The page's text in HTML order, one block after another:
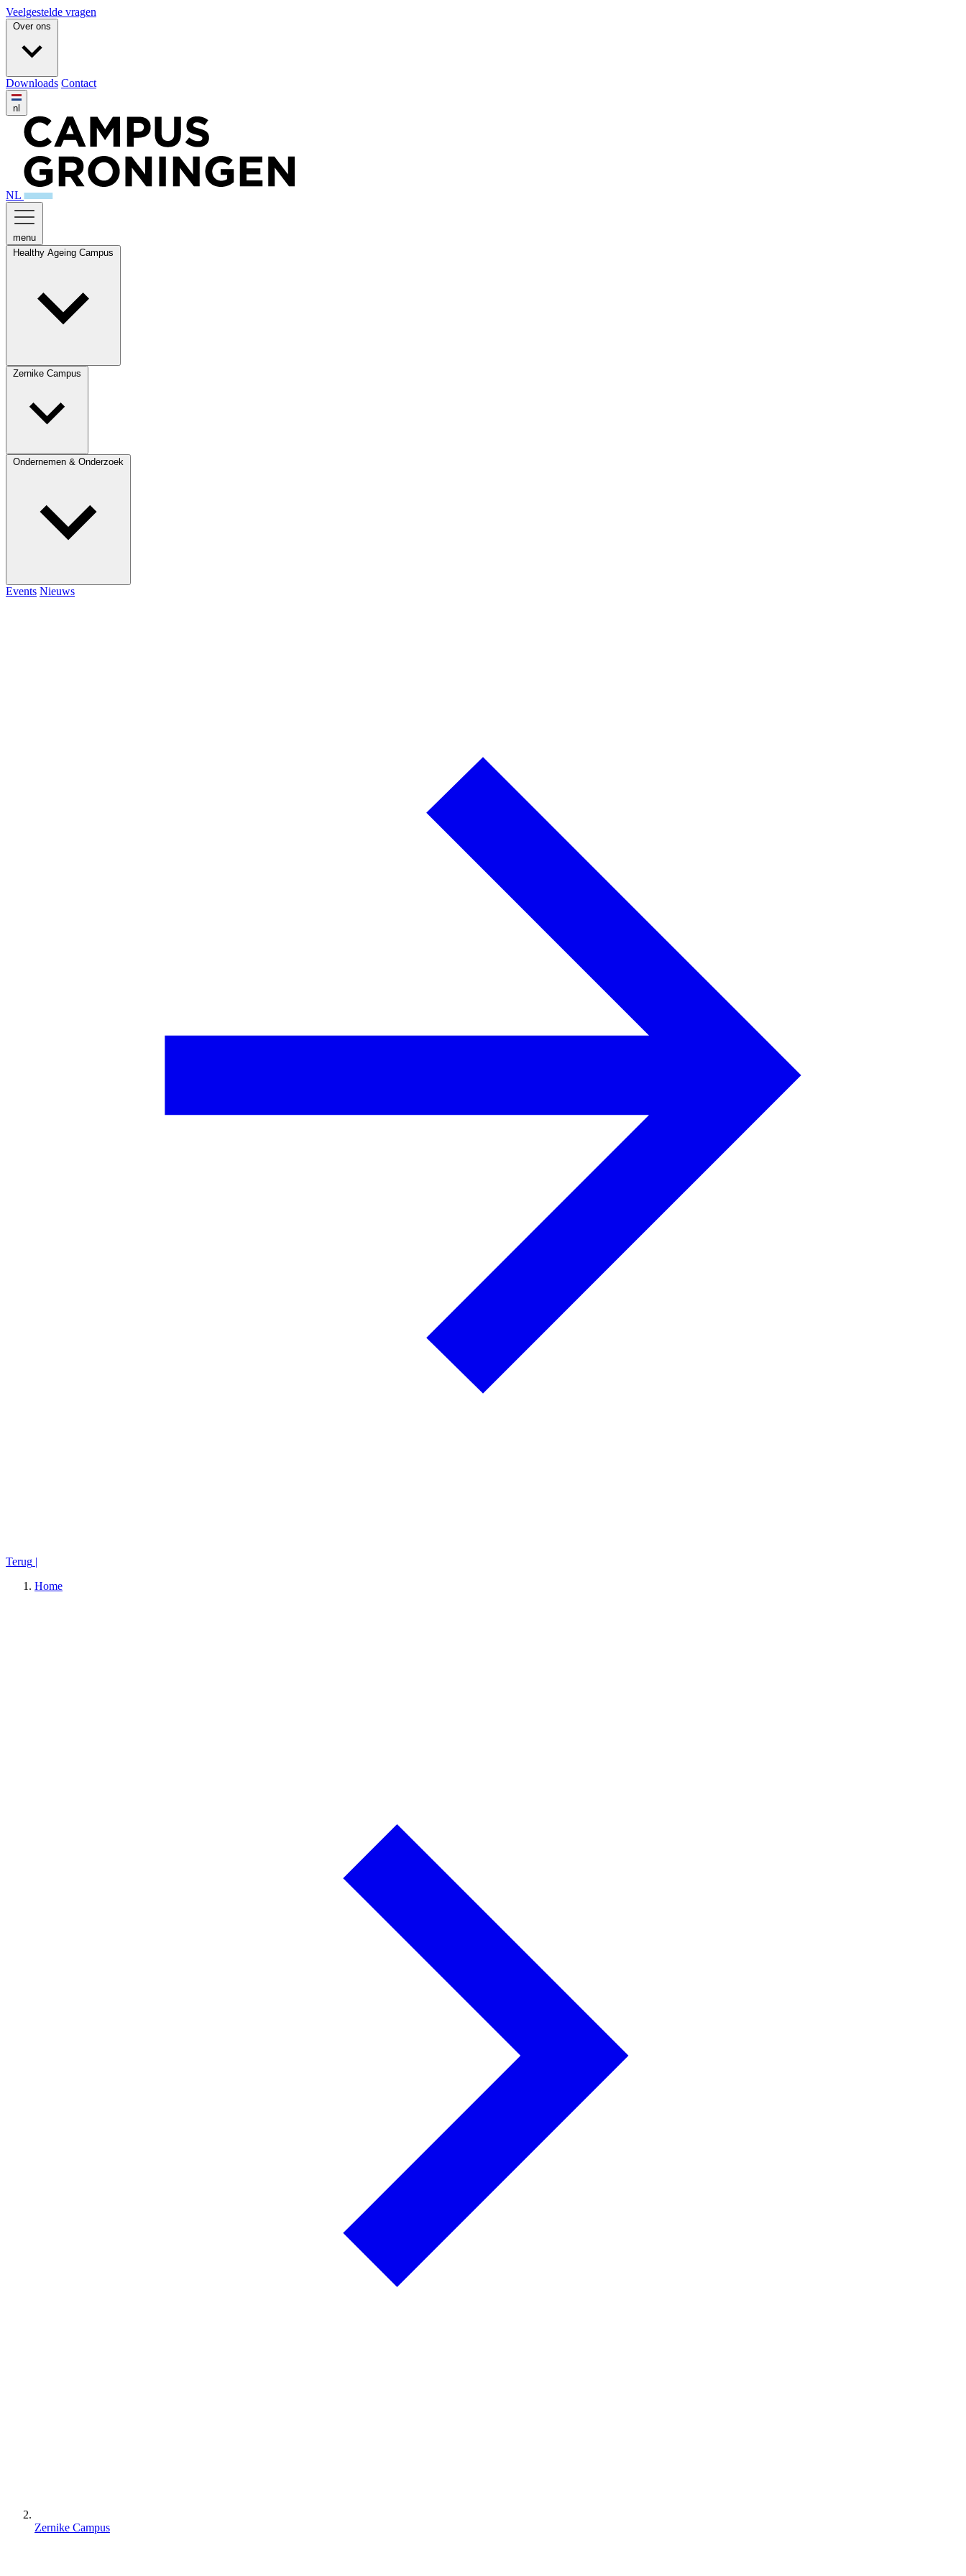
Veelgestelde vragen
Over ons
Downloads Contact
nl
NL
menu
Healthy Ageing Campus
Zernike Campus
Ondernemen & Onderzoek
Events Nieuws
Terug |
Home
Zernike Campus